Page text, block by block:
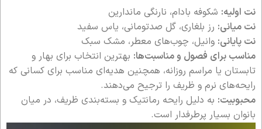
نت اولیه: شکوفه بادام، نارنگی ماندارین
نت میانی: رز بلغاری، گل صدتومانی، یاس سفید
نت پایانی: وانیل، چوب‌های معطر، مشک سبک
مناسب برای فصول و مناسبت‌ها: بهترین انتخاب برای بهار و
تابستان یا مراسم روزانه، همچنین هدیه‌ای مناسب برای کسانی که
رایحه‌های نرم و ظریف را ترجیح می‌دهند.
محبوبیت: به دلیل رایحه رمانتیک و بسته‌بندی ظریف، در میان
بانوان بسیار پرطرفدار است.